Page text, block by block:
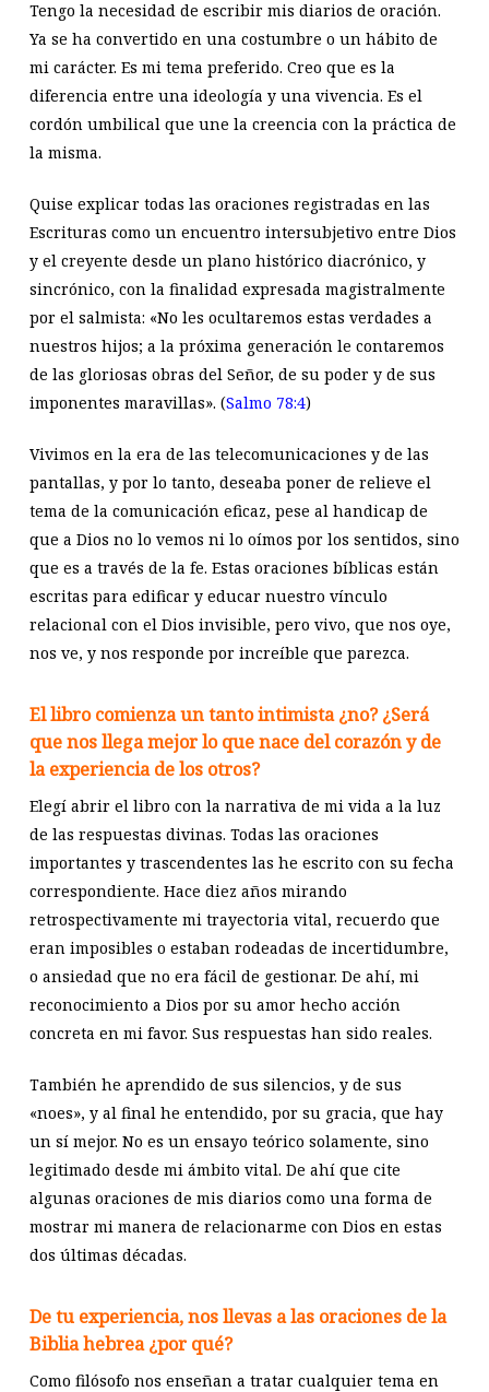
Tengo la necesidad de escribir mis diarios de oración.
Ya se ha convertido en una costumbre o un hábito de
mi carácter. Es mi tema preferido. Creo que es la
diferencia entre una ideología y una vivencia. Es el
cordón umbilical que une la creencia con la práctica de
la misma.
Quise explicar todas las oraciones registradas en las
Escrituras como un encuentro intersubjetivo entre Dios
y el creyente desde un plano histórico diacrónico, y
sincrónico, con la finalidad expresada magistralmente
por el salmista: «No les ocultaremos estas verdades a
nuestros hijos; a la próxima generación le contaremos
de las gloriosas obras del Señor, de su poder y de sus
imponentes maravillas». (Salmo 78:4)
Vivimos en la era de las telecomunicaciones y de las
pantallas, y por lo tanto, deseaba poner de relieve el
tema de la comunicación eficaz, pese al handicap de
que a Dios no lo vemos ni lo oímos por los sentidos, sino
que es a través de la fe. Estas oraciones bíblicas están
escritas para edificar y educar nuestro vínculo
relacional con el Dios invisible, pero vivo, que nos oye,
nos ve, y nos responde por increíble que parezca.
El libro comienza un tanto intimista ¿no? ¿Será
que nos llega mejor lo que nace del corazón y de
la experiencia de los otros?
Elegí abrir el libro con la narrativa de mi vida a la luz
de las respuestas divinas. Todas las oraciones
importantes y trascendentes las he escrito con su fecha
correspondiente. Hace diez años mirando
retrospectivamente mi trayectoria vital, recuerdo que
eran imposibles o estaban rodeadas de incertidumbre,
o ansiedad que no era fácil de gestionar. De ahí, mi
reconocimiento a Dios por su amor hecho acción
concreta en mi favor. Sus respuestas han sido reales.
También he aprendido de sus silencios, y de sus
«noes», y al final he entendido, por su gracia, que hay
un sí mejor. No es un ensayo teórico solamente, sino
legitimado desde mi ámbito vital. De ahí que cite
algunas oraciones de mis diarios como una forma de
mostrar mi manera de relacionarme con Dios en estas
dos últimas décadas.
De tu experiencia, nos llevas a las oraciones de la
Biblia hebrea ¿por qué?
Como filósofo nos enseñan a tratar cualquier tema en